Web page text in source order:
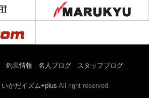
釣果情報 名人ブログ スタッフブログ
いかだイズム+plus All right reserved.